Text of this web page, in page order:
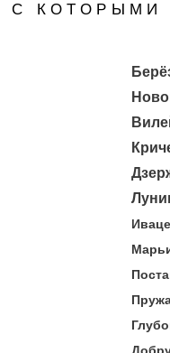
КОТОРЫМИ